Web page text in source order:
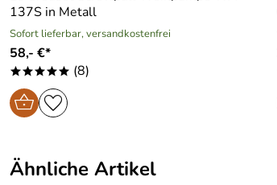
137S in Metall
Sofort lieferbar, versandkostenfrei
58,- €*
***** (8)
Ähnliche Artikel